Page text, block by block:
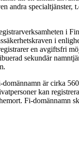
andra specialtjänster,
i
i
en avgiftsfri
sekundär
domännamn är cirka
kan
Fi-domännamn